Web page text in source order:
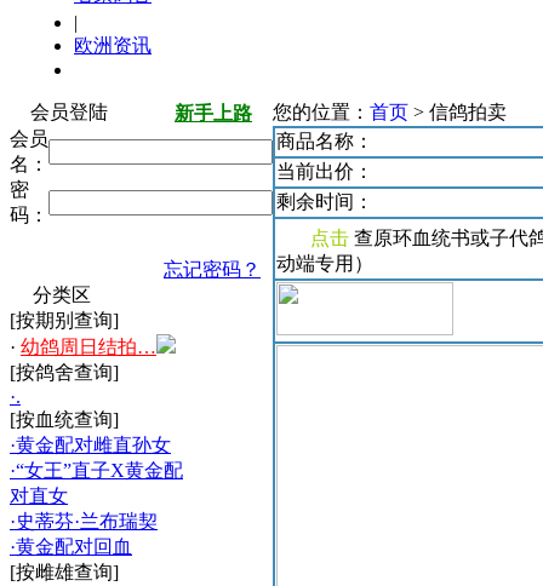
|
欧洲资讯
会员登陆
新手上路
会员
名：
密
码：
忘记密码？
分类区
[按期别查询]
· 幼鸽周日结拍…
[按鸽舍查询]
·.
[按血统查询]
·黄金配对雌直孙女
·“女王”直子X黄金配
对直女
·史蒂芬·兰布瑞契
·黄金配对回血
[按雌雄查询]
您的位置： 首页 > 信鸽拍卖
商品名称：
当前出价：
剩余时间：
点击 查原环血统书或子
动端专用）